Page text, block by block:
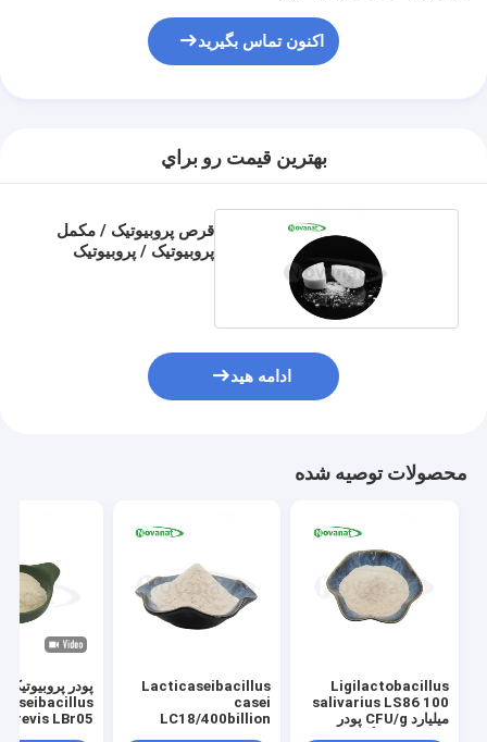
اکنون تماس بگیرید
بهترين قيمت رو براي
قرص پروبیوتیک / مکمل
پروبیوتیک / پروبیوتیک
ادامه هید
محصولات توصیه شده
Ligilactobacillus
salivarius LS86 100
میلیارد CFU/g پودر
Lacticaseibacillus
casei
LC18/400billion
پودر پروبیوتیک